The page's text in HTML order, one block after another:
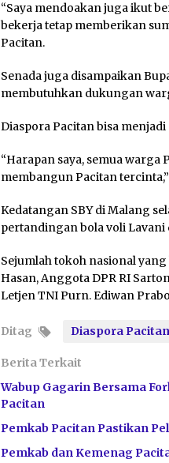
“Saya mendoakan juga ikut
bekerja tetap memberikan
Pacitan.
Senada juga disampaikan
membutuhkan dukungan
Diaspora Pacitan bisa
“Harapan saya, semua warga
membangun Pacitan
Kedatangan SBY di Malang
pertandingan bola voli
Sejumlah tokoh nasional
Hasan, Anggota DPR RI
Letjen TNI Purn. Ediwan
Ditag Diaspora Pacitan
Berita Terkait
Wabup Gagarin Bersama
Pacitan
Pemkab Pacitan Pastikan
Pemkab dan Kemenag